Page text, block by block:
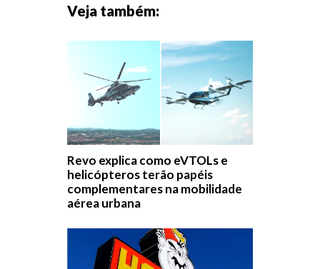
Veja também:
Revo explica como eVTOLs e
helicópteros terão papéis
complementares na mobilidade
aérea urbana